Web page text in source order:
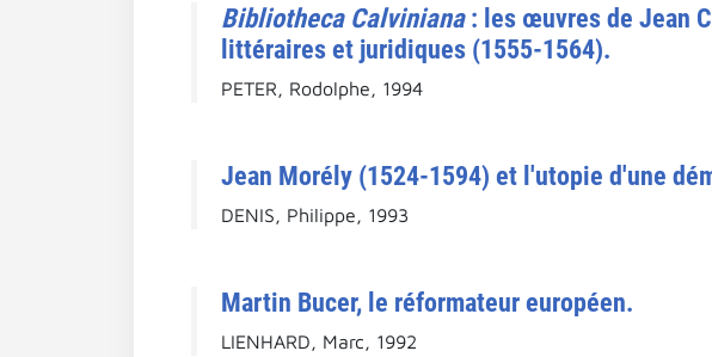
Bibliotheca Calviniana: les œuvres de Jean
littéraires et juridiques (1555-1564).
PETER, Rodolphe, 1994
Jean Morély (1524-1594) et l'utopie d'une
DENIS, Philippe, 1993
Martin Bucer, le réformateur européen.
LIENHARD, Marc, 1992